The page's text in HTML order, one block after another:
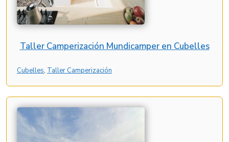
Taller Camperización Mundicamper en Cubelles
Cubelles, Taller Camperización